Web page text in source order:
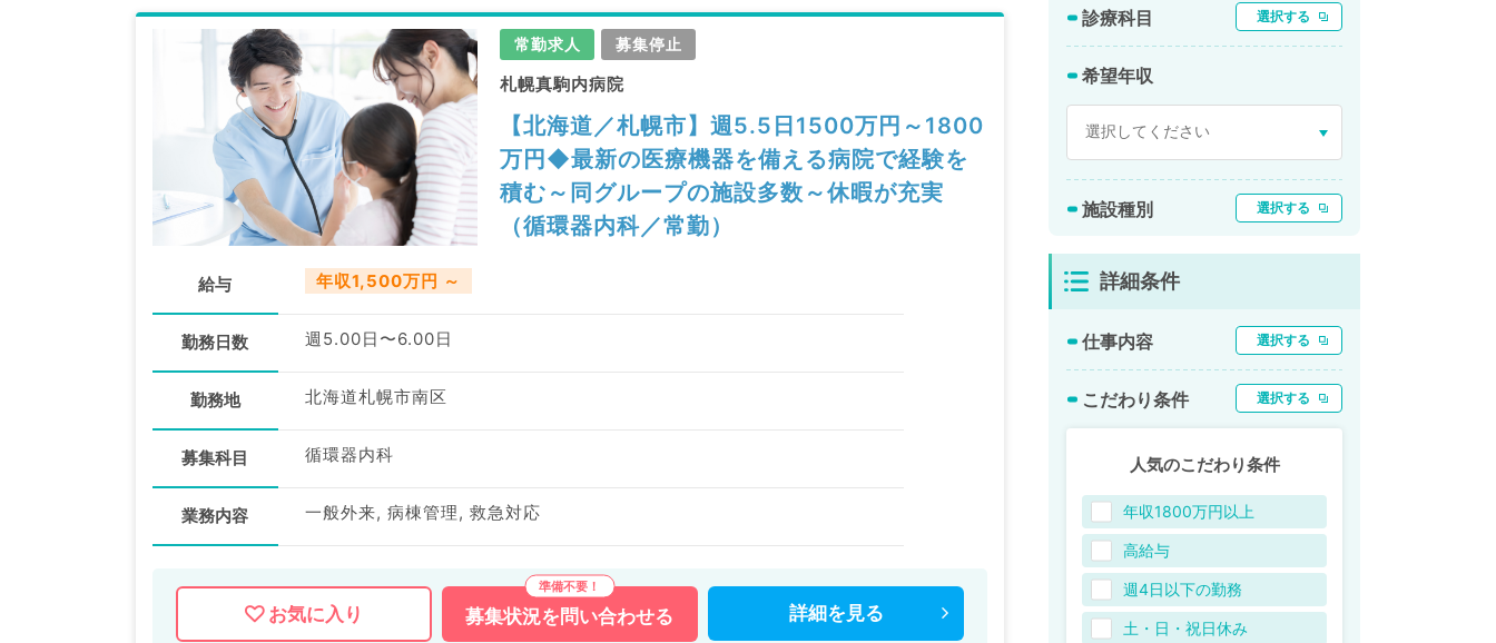
常勤求人 募集停止
札幌真駒内病院
【北海道／札幌市】週5.5日1500万円～1800
万円◆最新の医療機器を備える病院で経験を
積む～同グループの施設多数～休暇が充実
（循環器内科／常勤）
給与 年収1,500万円 ～
勤務日数 週5.00日〜6.00日
勤務地 北海道札幌市南区
募集科目 循環器内科
業務内容 一般外来, 病棟管理, 救急対応
お気に入り 募集状況を 問い合わせる 詳細を 見る
診療科目 選択する
希望年収
施設種別 選択する
詳細条件
仕事内容 選択する
こだわり条件 選択する
人気のこだわり条件
年収1800万円以上
高給与
週4日以下の勤務
土・日・祝日休み